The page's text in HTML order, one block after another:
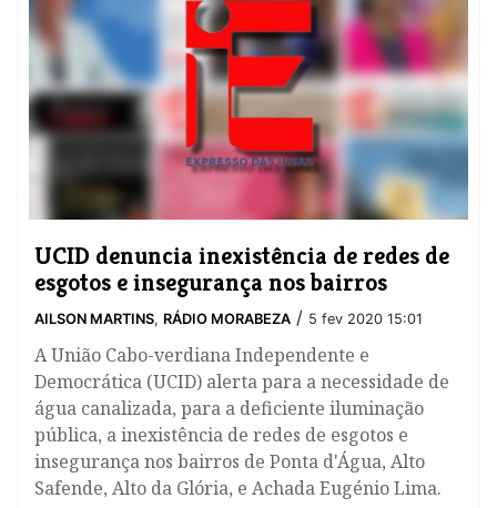
UCID denuncia inexistência de redes de
esgotos e insegurança nos bairros
AILSON MARTINS, RÁDIO MORABEZA / 5 fev 2020 15:01
A União Cabo-verdiana Independente e
Democrática (UCID) alerta para a necessidade de
água canalizada, para a deficiente iluminação
pública, a inexistência de redes de esgotos e
insegurança nos bairros de Ponta d'Água, Alto
Safende, Alto da Glória, e Achada Eugénio Lima.